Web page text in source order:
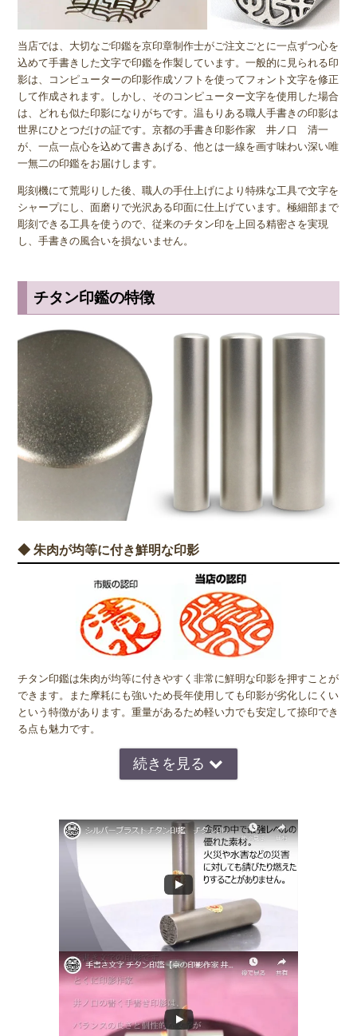
当店では、大切なご印鑑を京印章制作士がご注文ごとに一点ずつ心を
込めて手書きした文字で印鑑を作製しています。一般的に見られる印
影は、コンピューターの印影作成ソフトを使ってフォント文字を修正
して作成されます。しかし、そのコンピューター文字を使用した場合
は、どれも似た印影になりがちです。温もりある職人手書きの印影は
世界にひとつだけの証です。京都の手書き印影作家 井ノ口 清一
が、一点一点心を込めて書きあげる、他とは一線を画す味わい深い唯
一無二の印鑑をお届けします。
彫刻機にて荒彫りした後、職人の手仕上げにより特殊な工具で文字を
シャープにし、面磨りで光沢ある印面に仕上げています。極細部まで
彫刻できる工具を使うので、従来のチタン印を上回る精密さを実現
し、手書きの風合いを損ないません。
チタン印鑑の特徴
◆ 朱肉が均等に付き鮮明な印影
チタン印鑑は朱肉が均等に付きやすく非常に鮮明な印影を押すことが
できます。また摩耗にも強いため長年使用しても印影が劣化しにくい
という特徴があります。重量があるため軽い力でも安定して捺印でき
る点も魅力です。
印鑑は手に触れる機会が多いため金属アレルギーが気になる方もいま
す。チタンは医療用インプラントやアレルギー対応アクセサリーにも
使用される素材で
人体に優しい金属として知られています。
金属アレルギーの方でも安心して使用することができます。
◆ 耐熱・強度に優れた素材
チタンの融点は 1668℃と非常に高く耐熱性にも優れています。火災
の炎の温度では溶けたり変形することはほとんどありません。また非
ジが起こりにくい素材です。